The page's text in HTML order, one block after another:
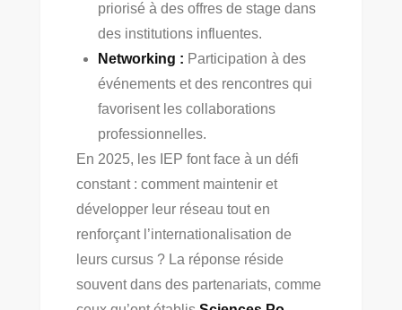
priorisé à des offres de stage dans
des institutions influentes.
Networking : Participation à des
événements et des rencontres qui
favorisent les collaborations
professionnelles.
En 2025, les IEP font face à un défi
constant : comment maintenir et
développer leur réseau tout en
renforçant l’internationalisation de
leurs cursus ? La réponse réside
souvent dans des partenariats, comme